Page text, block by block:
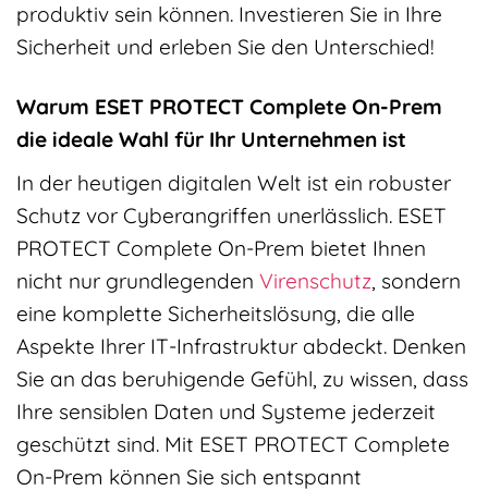
produktiv sein können. Investieren Sie in Ihre
Sicherheit und erleben Sie den Unterschied!
Warum ESET PROTECT Complete On-Prem
die ideale Wahl für Ihr Unternehmen ist
In der heutigen digitalen Welt ist ein robuster
Schutz vor Cyberangriffen unerlässlich. ESET
PROTECT Complete On-Prem bietet Ihnen
nicht nur grundlegenden Virenschutz, sondern
eine komplette Sicherheitslösung, die alle
Aspekte Ihrer IT-Infrastruktur abdeckt. Denken
Sie an das beruhigende Gefühl, zu wissen, dass
Ihre sensiblen Daten und Systeme jederzeit
geschützt sind. Mit ESET PROTECT Complete
On-Prem können Sie sich entspannt